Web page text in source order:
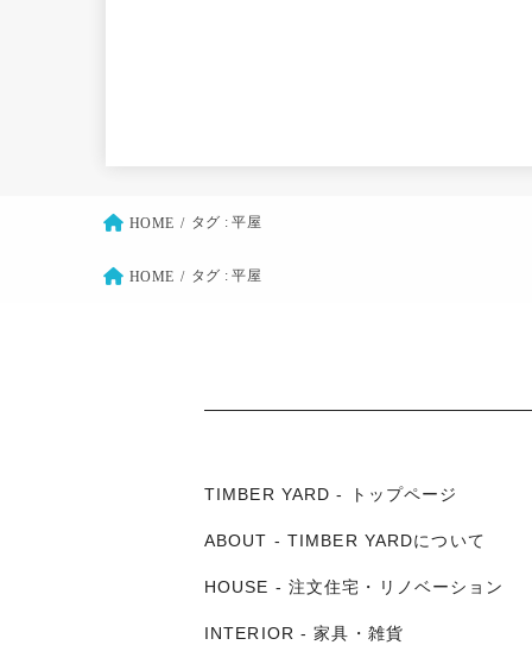
HOME タグ : 平屋
HOME タグ : 平屋
TIMBER YARD - トップページ
ABOUT - TIMBER YARDについて
HOUSE - 注文住宅・リノベーション
INTERIOR - 家具・雑貨